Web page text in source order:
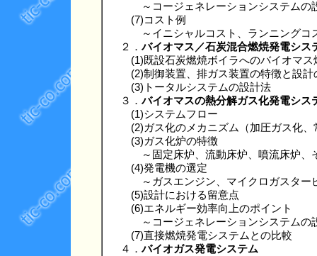
～コージェネレーションシステムの
(7)コスト例
～イニシャルコスト、ランニングコ
２． バイオマス／石炭混合燃焼発電シス
(1)既設石炭燃焼ボイラへのバイオマス
(2)制御装置、排ガス装置の特徴と設計
(3)トータルシステムの設計法
３． バイオマスの熱分解ガス化発電シス
(1)システムフロー
(2)ガス化のメカニズム（加圧ガス化、
(3)ガス化炉の特徴
～固定床炉、流動床炉、噴流床炉、
(4)発電機の選定
～ガスエンジン、マイクロガスター
(5)設計における留意点
(6)エネルギー効率向上のポイント
～コージェネレーションシステムの
(7)直接燃焼発電システムとの比較
４． バイオガス発電システム